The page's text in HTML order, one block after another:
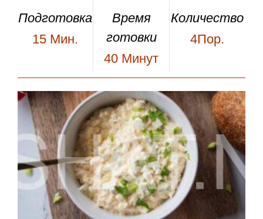
Подготовка
15 Мин.
Время
готовки
40 Минут
Количество
4Пор.